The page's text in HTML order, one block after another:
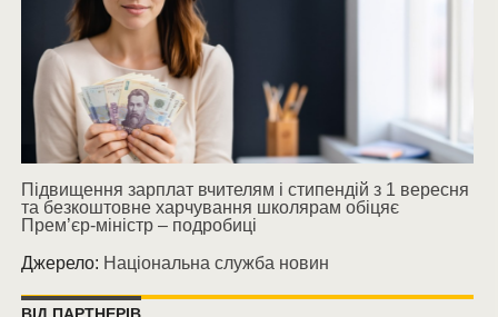
Підвищення зарплат вчителям і стипендій з 1 вересня
та безкоштовне харчування школярам обіцяє
Прем’єр-міністр – подробиці
Джерело: Національна служба новин